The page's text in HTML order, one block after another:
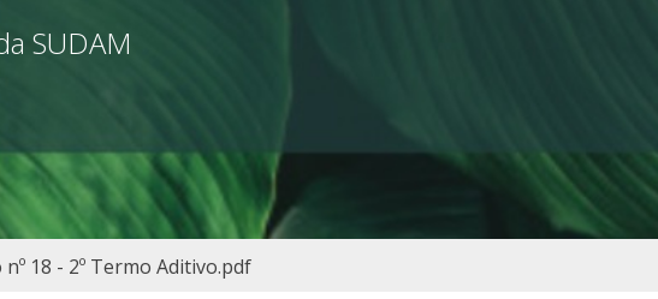
SUDAM
nº 18 - 2º Termo Aditivo.pdf